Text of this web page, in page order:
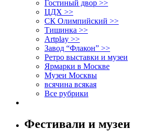
Гостиный двор >>
ЦДХ >>
СК Олимпийский >>
Тишинка >>
Artplay >>
Завод “Флакон” >>
Ретро выставки и музеи
Ярмарки в Москве
Музеи Москвы
всячина всякая
Все рубрики
Фестивали и музеи